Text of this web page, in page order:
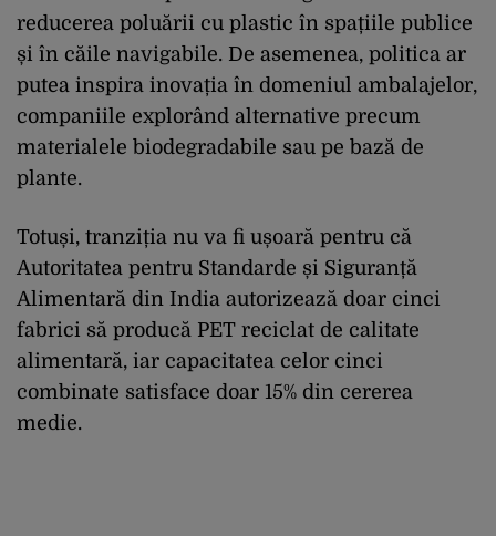
reducerea poluării cu plastic în spațiile publice
și în căile navigabile. De asemenea, politica ar
putea inspira inovația în domeniul ambalajelor,
companiile explorând alternative precum
materialele biodegradabile sau pe bază de
plante.
Totuși, tranziția nu va fi ușoară pentru că
Autoritatea pentru Standarde și Siguranță
Alimentară din India autorizează doar cinci
fabrici să producă PET reciclat de calitate
alimentară, iar capacitatea celor cinci
combinate satisface doar 15% din cererea
medie.